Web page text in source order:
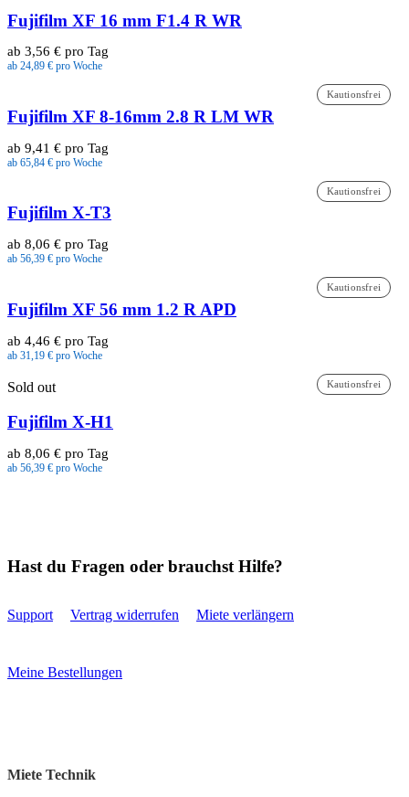
Fujifilm XF 16 mm F1.4 R WR
ab 3,56 € pro Tag
ab 24,89 € pro Woche
Kautionsfrei
Fujifilm XF 8-16mm 2.8 R LM WR
ab 9,41 € pro Tag
ab 65,84 € pro Woche
Kautionsfrei
Fujifilm X-T3
ab 8,06 € pro Tag
ab 56,39 € pro Woche
Kautionsfrei
Fujifilm XF 56 mm 1.2 R APD
ab 4,46 € pro Tag
ab 31,19 € pro Woche
Kautionsfrei
Sold out
Fujifilm X-H1
ab 8,06 € pro Tag
ab 56,39 € pro Woche
Hast du Fragen oder brauchst Hilfe?
Support Vertrag widerrufen Miete verlängern
Meine Bestellungen
Miete Technik